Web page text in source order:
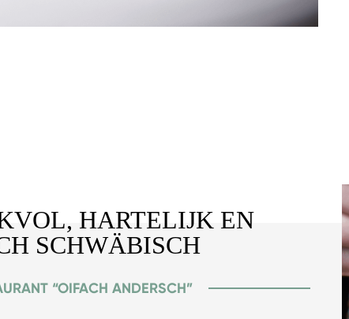
HARTELIJK EN
SCHWÄBISCH
“OIFACH ANDERSCH”